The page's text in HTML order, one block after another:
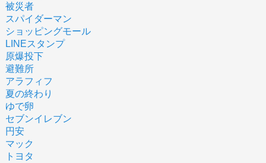
被災者
スパイダーマン
ショッピングモール
LINEスタンプ
原爆投下
避難所
アラフィフ
夏の終わり
ゆで卵
セブンイレブン
円安
マック
トヨタ